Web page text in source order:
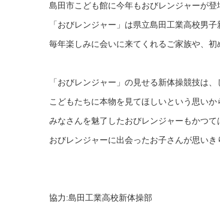
島田市こども館に今年もおびレンジャーが登
「おびレンジャー」は県立島田工業高校男
毎年楽しみに会いに来てくれるご家族や、
「おびレンジャー」の見せる新体操競技は
こどもたちに本物を見てほしいという思い
みなさんを魅了したおびレンジャーもかつて
おびレンジャーに出会ったお子さんが思い
協力:島田工業高校新体操部